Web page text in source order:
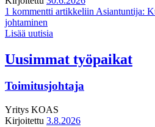
1 kommentti artikkeliin Asiantuntija:
johtaminen
Lisää uutisia
Uusimmat työpaikat
Toimitusjohtaja
Yritys KOAS
Kirjoitettu 3.8.2026